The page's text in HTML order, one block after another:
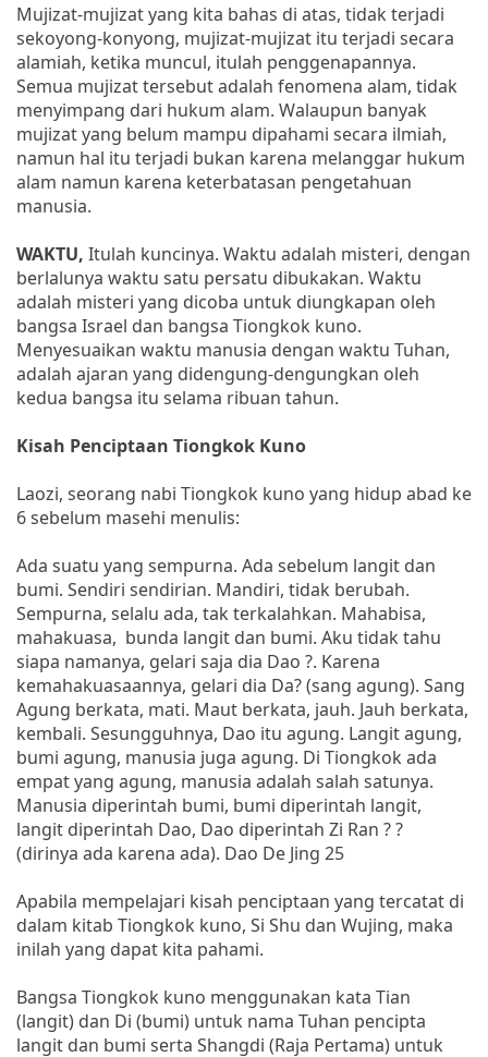
Mujizat-mujizat yang kita bahas di atas, tidak terjadi
sekoyong-konyong, mujizat-mujizat itu terjadi secara
alamiah, ketika muncul, itulah penggenapannya.
Semua mujizat tersebut adalah fenomena alam, tidak
menyimpang dari hukum alam. Walaupun banyak
mujizat yang belum mampu dipahami secara ilmiah,
namun hal itu terjadi bukan karena melanggar hukum
alam namun karena keterbatasan pengetahuan
manusia.
WAKTU, Itulah kuncinya. Waktu adalah misteri, dengan
berlalunya waktu satu persatu dibukakan. Waktu
adalah misteri yang dicoba untuk diungkapan oleh
bangsa Israel dan bangsa Tiongkok kuno.
Menyesuaikan waktu manusia dengan waktu Tuhan,
adalah ajaran yang didengung-dengungkan oleh
kedua bangsa itu selama ribuan tahun.
Kisah Penciptaan Tiongkok Kuno
Laozi, seorang nabi Tiongkok kuno yang hidup abad ke
6 sebelum masehi menulis:
Ada suatu yang sempurna. Ada sebelum langit dan
bumi. Sendiri sendirian. Mandiri, tidak berubah.
Sempurna, selalu ada, tak terkalahkan. Mahabisa,
mahakuasa, bunda langit dan bumi. Aku tidak tahu
siapa namanya, gelari saja dia Dao ?. Karena
kemahakuasaannya, gelari dia Da? (sang agung). Sang
Agung berkata, mati. Maut berkata, jauh. Jauh berkata,
kembali. Sesungguhnya, Dao itu agung. Langit agung,
bumi agung, manusia juga agung. Di Tiongkok ada
empat yang agung, manusia adalah salah satunya.
Manusia diperintah bumi, bumi diperintah langit,
langit diperintah Dao, Dao diperintah Zi Ran ? ?
(dirinya ada karena ada). Dao De Jing 25
Apabila mempelajari kisah penciptaan yang tercatat di
dalam kitab Tiongkok kuno, Si Shu dan Wujing, maka
inilah yang dapat kita pahami.
Bangsa Tiongkok kuno menggunakan kata Tian
(langit) dan Di (bumi) untuk nama Tuhan pencipta
langit dan bumi serta Shangdi (Raja Pertama) untuk